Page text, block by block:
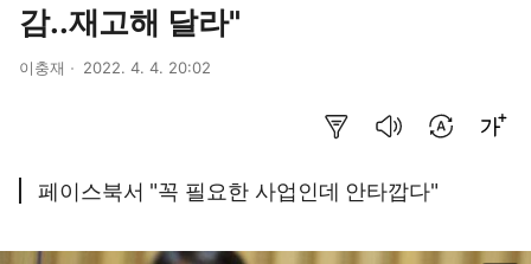
감..재고해 달라"
이충재 2022. 4. 4. 20:02
페이스북서 "꼭 필요한 사업인데 안타깝다"